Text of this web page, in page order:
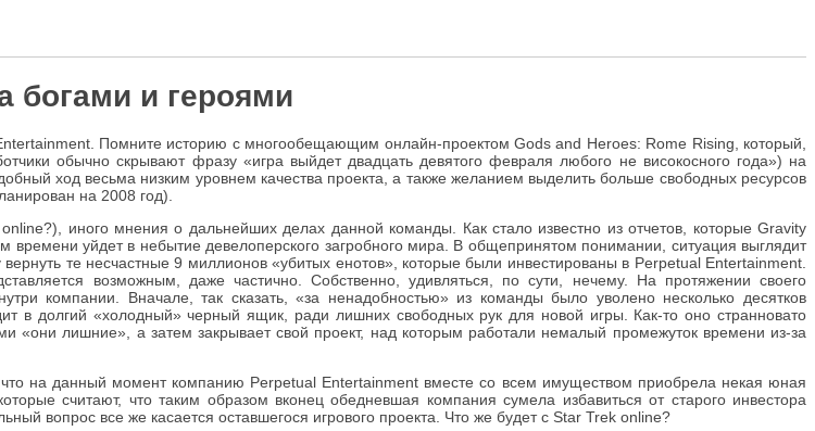
богами и героями
Помните историю с многообещающим онлайн-проектом Gods and Heroes: Rome Rising, который,
обычно скрывают фразу «игра выйдет двадцать девятого февраля любого не високосного года») на
ход весьма низким уровнем качества проекта, а также желанием выделить больше свободных ресурсов
на 2008 год).
иного мнения о дальнейших делах данной команды. Как стало известно из отчетов, которые Gravity
уйдет в небытие девелоперского загробного мира. В общепринятом понимании, ситуация выглядит
те несчастные 9 миллионов «убитых енотов», которые были инвестированы в Perpetual Entertainment.
возможным, даже частично. Собственно, удивляться, по сути, нечему. На протяжении своего
компании. Вначале, так сказать, «за ненадобностью» из команды было уволено несколько десятков
в долгий «холодный» черный ящик, ради лишних свободных рук для новой игры. Как-то оно странновато
«они лишние», а затем закрывает свой проект, над которым работали немалый промежуток времени из-за
на данный момент компанию Perpetual Entertainment вместе со всем имуществом приобрела некая юная
считают, что таким образом вконец обедневшая компания сумела избавиться от старого инвестора
вопрос все же касается оставшегося игрового проекта. Что же будет с Star Trek online?